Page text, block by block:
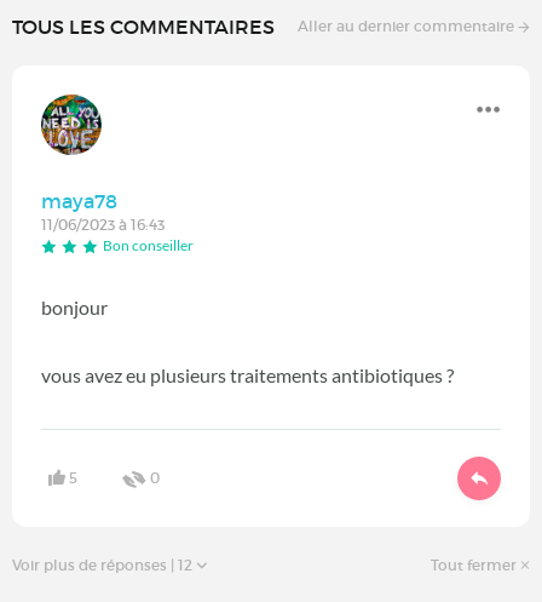
TOUS LES COMMENTAIRES Aller au dernier commentaire
maya78
11/06/2023 à 16:43
Bon conseiller
bonjour
vous avez eu plusieurs traitements antibiotiques ?
5 0
Tout fermer
Voir plus de réponses | 12